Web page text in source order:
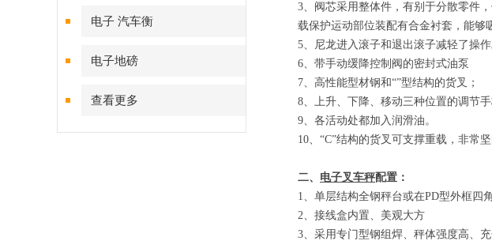
电子 汽车衡
电子地磅
查看更多
3、 阀芯采用整体件，有别于分散零件
载保护运动部位装配有合金衬套，能够
5、 尼龙进入滚子和退出滚子减轻了操
6、 带手动缓降控制阀的密封式油泵
7、 高性能型材钢和“”型结构的货叉；
8、 上升、下降、移动三种位置的调节手
9、 各活动处都加入润滑油。
10、 “C”结构的货叉可支撑重载，非常坚
二、 电子叉车秤配置：
1、单层结构全钢秤台或在PD型外框四
2、接线盒内置、美观大方
3、采用专门型钢组焊、秤体强度高、